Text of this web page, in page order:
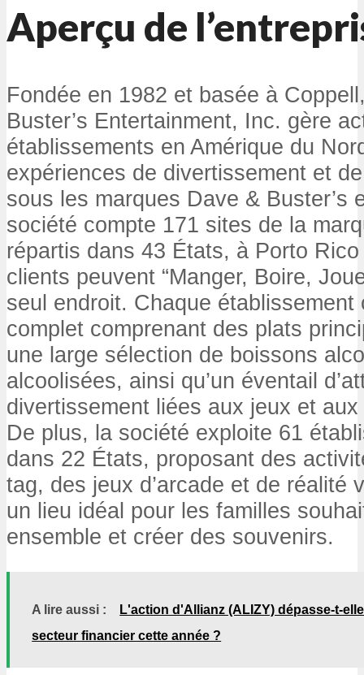
Aperçu de
Fondée en 1982 et basée à
Buster’s Entertainment, Inc. gère
établissements en Amérique du
expériences de divertissement et
sous les marques Dave & Buster’s
société compte 171 sites de la
répartis dans 43 États, à Porto
clients peuvent “Manger, Boire,
seul endroit. Chaque établissement
complet comprenant des plats
une large sélection de boissons
alcoolisées, ainsi qu’un éventail
divertissement liées aux jeux et
De plus, la société exploite 61
dans 22 États, proposant des
tag, des jeux d’arcade et de réalité
un lieu idéal pour les familles
ensemble et créer des souvenirs.
A lire aussi :
L'action d'Allianz (ALIZY) dépasse-t-
secteur financier cette année ?